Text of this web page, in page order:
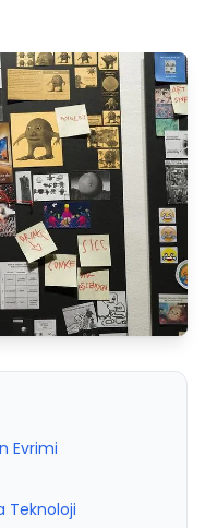
Evrimi
Teknoloji